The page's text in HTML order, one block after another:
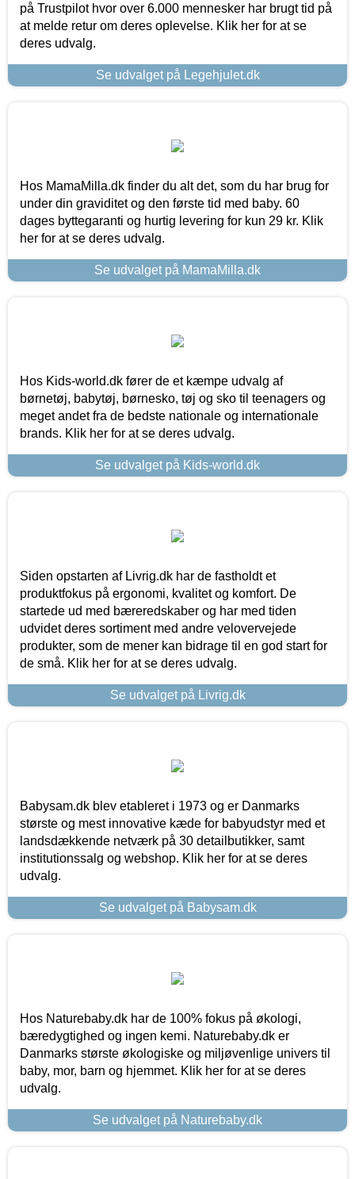
på Trustpilot hvor over 6.000 mennesker har brugt tid på
at melde retur om deres oplevelse. Klik her for at se
deres udvalg.
Se udvalget på Legehjulet.dk
Hos MamaMilla.dk finder du alt det, som du har brug for
under din graviditet og den første tid med baby. 60
dages byttegaranti og hurtig levering for kun 29 kr. Klik
her for at se deres udvalg.
Se udvalget på MamaMilla.dk
Hos Kids-world.dk fører de et kæmpe udvalg af
børnetøj, babytøj, børnesko, tøj og sko til teenagers og
meget andet fra de bedste nationale og internationale
brands. Klik her for at se deres udvalg.
Se udvalget på Kids-world.dk
Siden opstarten af Livrig.dk har de fastholdt et
produktfokus på ergonomi, kvalitet og komfort. De
startede ud med bæreredskaber og har med tiden
udvidet deres sortiment med andre velovervejede
produkter, som de mener kan bidrage til en god start for
de små. Klik her for at se deres udvalg.
Se udvalget på Livrig.dk
Babysam.dk blev etableret i 1973 og er Danmarks
største og mest innovative kæde for babyudstyr med et
landsdækkende netværk på 30 detailbutikker, samt
institutionssalg og webshop. Klik her for at se deres
udvalg.
Se udvalget på Babysam.dk
Hos Naturebaby.dk har de 100% fokus på økologi,
bæredygtighed og ingen kemi. Naturebaby.dk er
Danmarks største økologiske og miljøvenlige univers til
baby, mor, barn og hjemmet. Klik her for at se deres
udvalg.
Se udvalget på Naturebaby.dk